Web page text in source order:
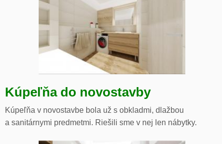
Kúpeľňa do novostavby
Kúpeľňa v novostavbe bola už s obkladmi, dlažbou
a sanitárnymi predmetmi. Riešili sme v nej len nábytky.